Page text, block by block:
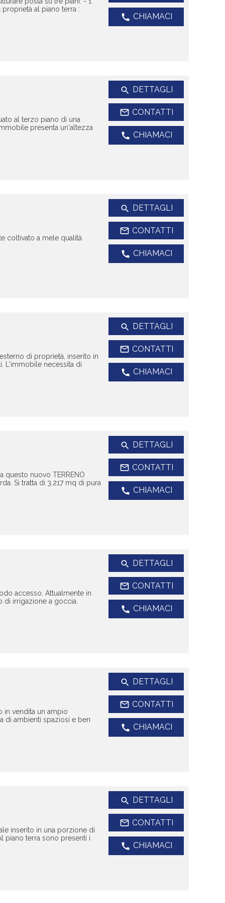
al piano terra :
call CHIAMACI
al terzo piano di una
presenta un'altezza
search DETTAGLI
mail_outline CONTATTI
call CHIAMACI
coltivato a mele qualità
search DETTAGLI
mail_outline CONTATTI
call CHIAMACI
di proprietà, inserito in
L'immobile necessita di
search DETTAGLI
mail_outline CONTATTI
call CHIAMACI
questo nuovo TERRENO
Si tratta di 3.217 mq di pura
search DETTAGLI
mail_outline CONTATTI
call CHIAMACI
accesso. Attualmente in
di irrigazione a goccia.
search DETTAGLI
mail_outline CONTATTI
call CHIAMACI
in vendita un ampio
di ambienti spaziosi e ben
search DETTAGLI
mail_outline CONTATTI
call CHIAMACI
inserito in una porzione di
piano terra sono presenti i
search DETTAGLI
mail_outline CONTATTI
call CHIAMACI